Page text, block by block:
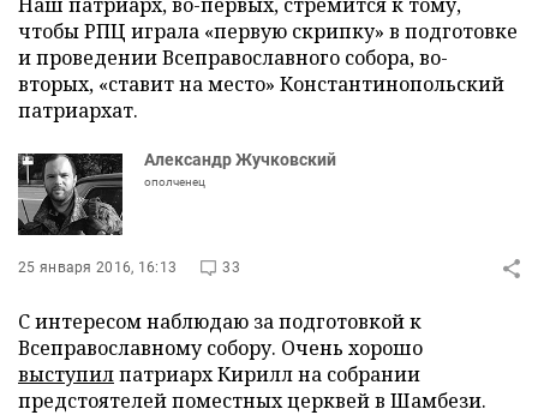
чтобы РПЦ играла «первую скрипку» в подготовке
и проведении Всеправославного собора, во-
вторых, «ставит на место» Константинопольский
патриархат.
Александр Жучковский
ополченец
25 января 2016, 16:13 33
С интересом наблюдаю за подготовкой к
Всеправославному собору. Очень хорошо
выступилпатриарх Кирилл на собрании
предстоятелей поместных церквей в Шамбези.